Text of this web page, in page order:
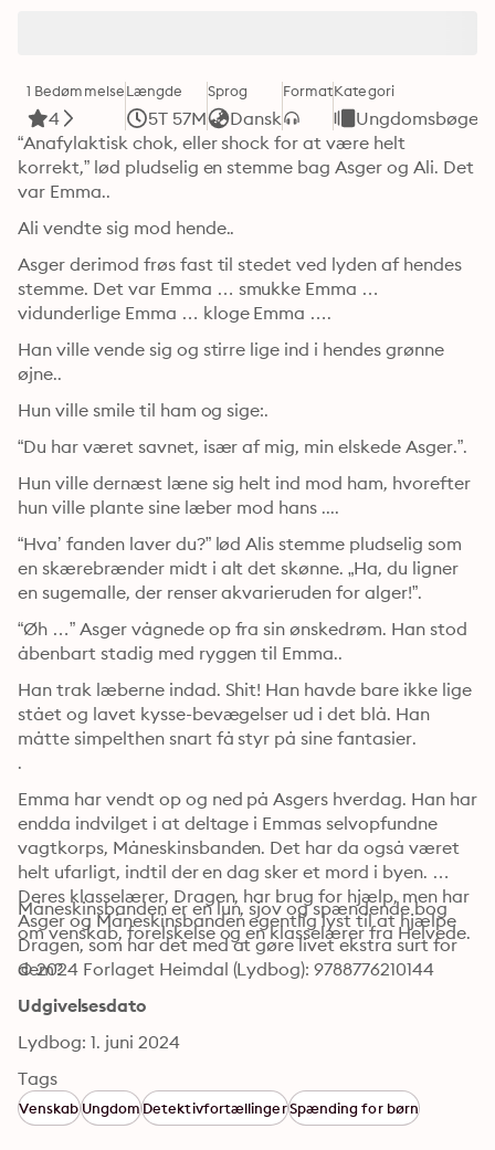
1 Bedømmelse
4
Længde
5T 57M
Sprog
Dansk
FormatKategori
Ungdomsbøger
“Anafylaktisk chok, eller shock for at være helt
korrekt,” lød pludselig en stemme bag Asger og Ali. Det
var Emma..
Ali vendte sig mod hende..
Asger derimod frøs fast til stedet ved lyden af hendes
stemme. Det var Emma … smukke Emma …
vidunderlige Emma … kloge Emma ….
Han ville vende sig og stirre lige ind i hendes grønne
øjne..
Hun ville smile til ham og sige:.
“Du har været savnet, især af mig, min elskede Asger.”.
Hun ville dernæst læne sig helt ind mod ham, hvorefter
hun ville plante sine læber mod hans ....
“Hva’ fanden laver du?” lød Alis stemme pludselig som
en skærebrænder midt i alt det skønne. „Ha, du ligner
en sugemalle, der renser akvarieruden for alger!”.
“Øh …” Asger vågnede op fra sin ønskedrøm. Han stod
åbenbart stadig med ryggen til Emma..
Han trak læberne indad. Shit! Han havde bare ikke lige
stået og lavet kysse-bevægelser ud i det blå. Han
måtte simpelthen snart få styr på sine fantasier.
.
Emma har vendt op og ned på Asgers hverdag. Han har
endda indvilget i at deltage i Emmas selvopfundne
vagtkorps, Måneskinsbanden. Det har da også været
helt ufarligt, indtil der en dag sker et mord i byen.
Deres klasselærer, Dragen, har brug for hjælp, men har
Asger og Måneskinsbanden egentlig lyst til at hjælpe
Dragen, som har det med at gøre livet ekstra surt for
dem?
Måneskinsbanden er en lun, sjov og spændende bog
om venskab, forelskelse og en klasselærer fra Helvede.
© 2024 Forlaget Heimdal (Lydbog): 9788776210144
Udgivelsesdato
Lydbog: 1. juni 2024
Tags
VenskabUngdomDetektivfortællingerSpænding for børn